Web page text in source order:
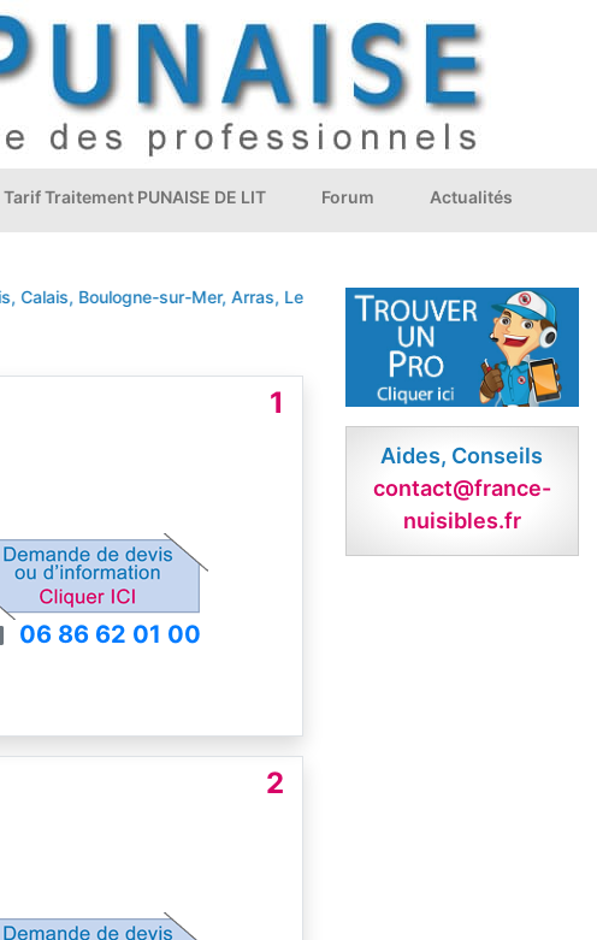
Tarif Traitement PUNAISE DE LIT Forum Actualités
Boulogne-sur-Mer, Arras, Lens, Liévin, Hénin-Beaumont, Bruay-la-
1
06 86 62 01 00
2
Aides, Conseils
contact@france-
nuisibles.fr